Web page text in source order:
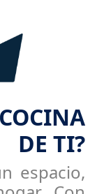
DE TI?
espacio,